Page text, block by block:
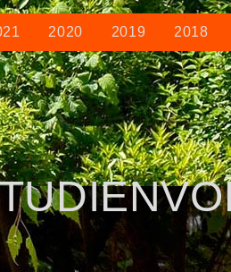
2020 2019 2018